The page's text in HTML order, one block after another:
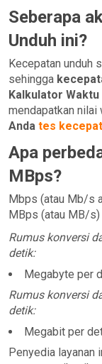
Seberapa
Unduh ini?
Kecepatan unduh
sehingga
Kalkulator
mendapatkan nilai
Anda tes
Apa
MBps?
Mbps (atau Mb/s
MBps (atau MB/
Rumus konversi
detik:
Megabyte per
Rumus konversi
detik:
Megabit per
Penyedia layanan